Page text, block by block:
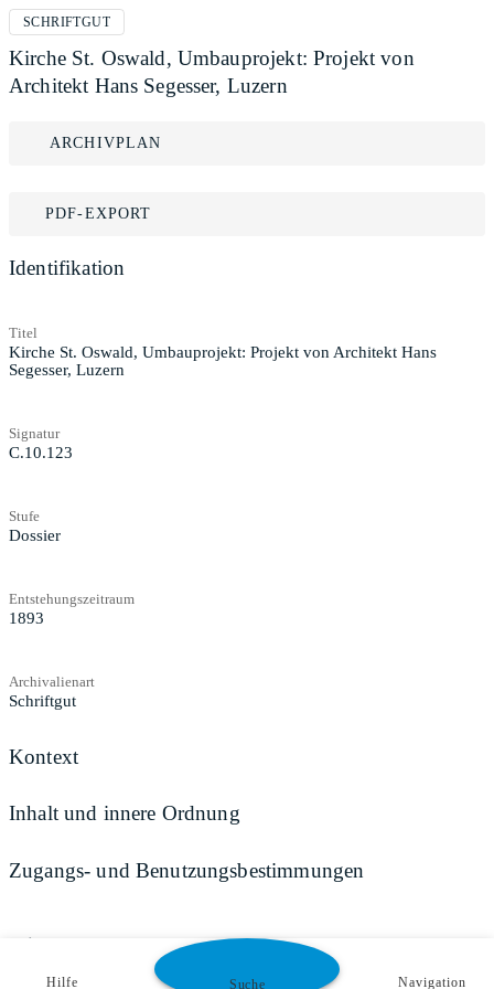
SCHRIFTGUT
Kirche St. Oswald, Umbauprojekt: Projekt von
Architekt Hans Segesser, Luzern
ARCHIVPLAN
PDF-EXPORT
Identifikation
Titel
Kirche St. Oswald, Umbauprojekt: Projekt von Architekt Hans
Segesser, Luzern
Signatur
C.10.123
Stufe
Dossier
Entstehungszeitraum
1893
Archivalienart
Schriftgut
Kontext
Inhalt und innere Ordnung
Zugangs- und Benutzungsbestimmungen
Teilen
Hilfe Suche Navigation